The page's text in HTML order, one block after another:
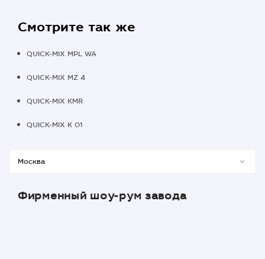
Смотрите так же
QUICK-MIX MPL WA
QUICK-MIX MZ 4
QUICK-MIX KMR
QUICK-MIX K 01
Фирменный шоу-рум завода